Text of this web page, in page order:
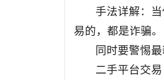
手法详解：
易的，都是诈骗。
同时要警惕
二手平台交易